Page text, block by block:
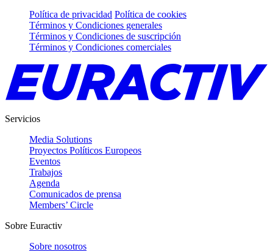
Política de privacidad Política de cookies
Términos y Condiciones generales
Términos y Condiciones de suscripción
Términos y Condiciones comerciales
Servicios
Media Solutions
Proyectos Políticos Europeos
Eventos
Trabajos
Agenda
Comunicados de prensa
Members’ Circle
Sobre Euractiv
Sobre nosotros